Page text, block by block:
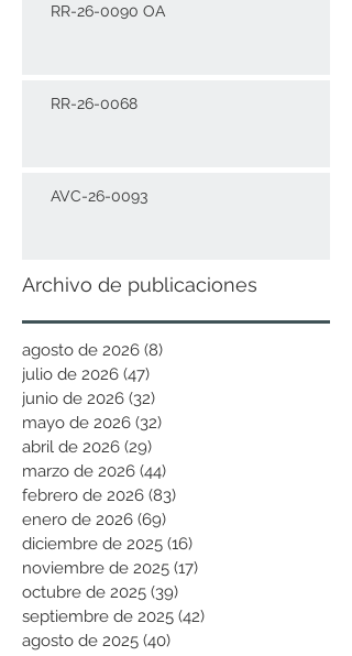
RR-26-0090 OA
RR-26-0068
AVC-26-0093
Archivo de publicaciones
agosto de 2026 (8)
julio de 2026 (47)
junio de 2026 (32)
mayo de 2026 (32)
abril de 2026 (29)
marzo de 2026 (44)
febrero de 2026 (83)
enero de 2026 (69)
diciembre de 2025 (16)
noviembre de 2025 (17)
octubre de 2025 (39)
septiembre de 2025 (42)
agosto de 2025 (40)